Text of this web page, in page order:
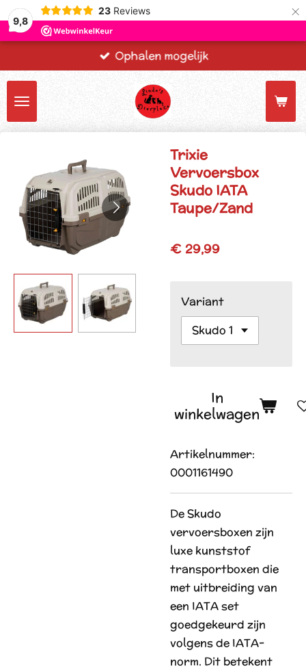
9,8
23 Reviews ×
Ophalen mogelijk
Trixie
Vervoersbox
Skudo IATA
Taupe/Zand
€ 29,99
Variant
In
winkelwagen
Artikelnummer:
0001161490
De Skudo
vervoersboxen zijn
luxe kunststof
transportboxen die
met uitbreiding van
een IATA set
goedgekeurd zijn
volgens de IATA-
norm. Dit betekent